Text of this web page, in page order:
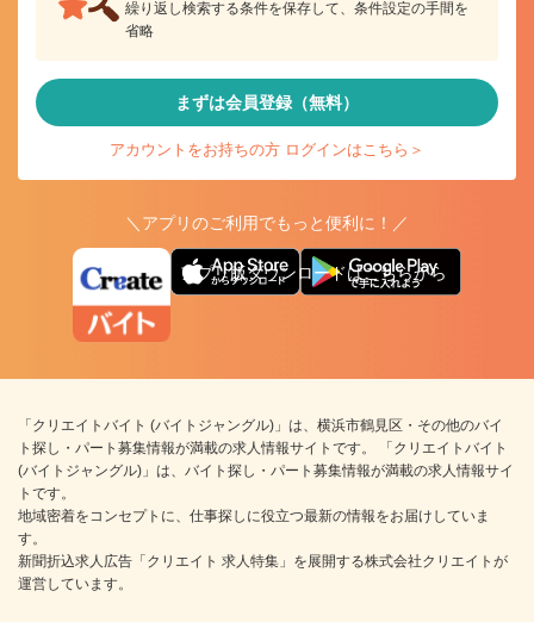
繰り返し検索する条件を保存して、条件設定の手間を
省略
まずは会員登録（無料）
アカウントをお持ちの方 ログインはこちら＞
＼アプリのご利用でもっと便利に！／
アプリ版ダウンロードはこちらから
「クリエイトバイト (バイトジャングル)」は、横浜市鶴見区・その他のバイ
ト探し・パート募集情報が満載の求人情報サイトです。 「クリエイトバイト
(バイトジャングル)」は、バイト探し・パート募集情報が満載の求人情報サイ
トです。
地域密着をコンセプトに、仕事探しに役立つ最新の情報をお届けしていま
す。
新聞折込求人広告「クリエイト 求人特集」を展開する株式会社クリエイトが
運営しています。